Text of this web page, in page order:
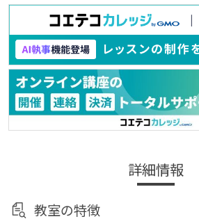
詳細情報
教室の特徴